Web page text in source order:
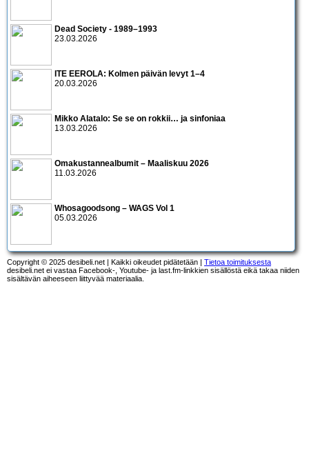
Dead Society - 1989–1993
23.03.2026
ITE EEROLA: Kolmen päivän levyt 1–4
20.03.2026
Mikko Alatalo: Se se on rokkii… ja sinfoniaa
13.03.2026
Omakustannealbumit – Maaliskuu 2026
11.03.2026
Whosagoodsong – WAGS Vol 1
05.03.2026
Copyright © 2025 desibeli.net | Kaikki oikeudet pidätetään | Tietoa toimituksesta
desibeli.net ei vastaa Facebook-, Youtube- ja last.fm-linkkien sisällöstä eikä takaa niiden
sisältävän aiheeseen liittyvää materiaalia.